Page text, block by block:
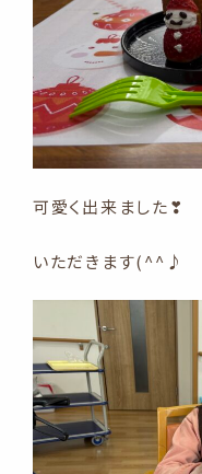
可愛く出来ました❣
いただきます(^^♪